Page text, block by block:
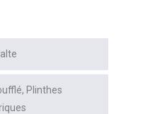
Plinthes